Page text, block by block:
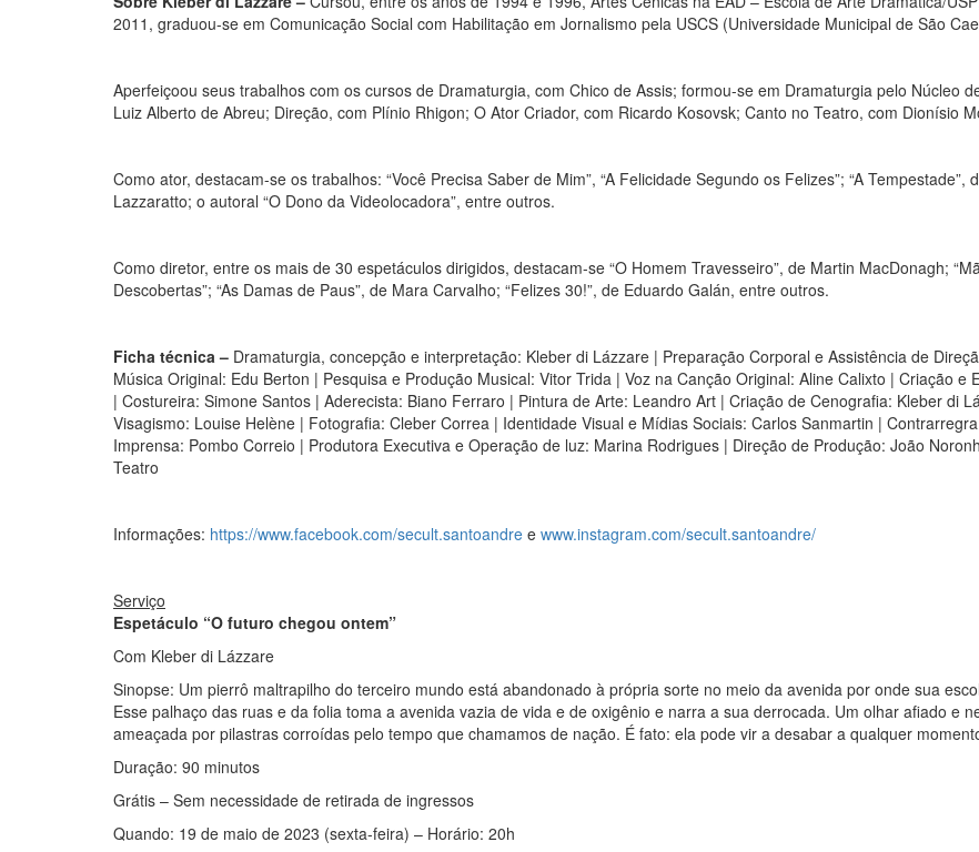
2011, graduou-se em Comunicação Social com Habilitação em Jornalismo pela USCS (Universidade Municipal de São
Aperfeiçoou seus trabalhos com os cursos de Dramaturgia, com Chico de Assis; formou-se em Dramaturgia pelo Núcleo
Luiz Alberto de Abreu; Direção, com Plínio Rhigon; O Ator Criador, com Ricardo Kosovsk; Canto no Teatro, com Dionísio
Como ator, destacam-se os trabalhos: “Você Precisa Saber de Mim”, “A Felicidade Segundo os Felizes”; “A
Lazzaratto; o autoral “O Dono da Videolocadora”, entre outros.
Como diretor, entre os mais de 30 espetáculos dirigidos, destacam-se “O Homem Travesseiro”, de Martin MacDonagh;
Descobertas”; “As Damas de Paus”, de Mara Carvalho; “Felizes 30!”, de Eduardo Galán, entre outros.
Ficha técnica – Dramaturgia, concepção e interpretação: Kleber di Lázzare | Preparação Corporal e Assistência de
Música Original: Edu Berton | Pesquisa e Produção Musical: Vitor Trida | Voz na Canção Original: Aline Calixto | Criação
| Costureira: Simone Santos | Aderecista: Biano Ferraro | Pintura de Arte: Leandro Art | Criação de Cenografia: Kleber di
Visagismo: Louise Helène | Fotografia: Cleber Correa | Identidade Visual e Mídias Sociais: Carlos Sanmartin |
Imprensa: Pombo Correio | Produtora Executiva e Operação de luz: Marina Rodrigues | Direção de Produção: João
Teatro
Informações: https://www.facebook.com/secult.santoandre e www.instagram.com/secult.santoandre/
Serviço
Espetáculo “O futuro chegou ontem”
Com Kleber di Lázzare
Sinopse: Um pierrô maltrapilho do terceiro mundo está abandonado à própria sorte no meio da avenida por onde sua
Esse palhaço das ruas e da folia toma a avenida vazia de vida e de oxigênio e narra a sua derrocada. Um olhar afiado e
ameaçada por pilastras corroídas pelo tempo que chamamos de nação. É fato: ela pode vir a desabar a qualquer
Duração: 90 minutos
Grátis – Sem necessidade de retirada de ingressos
Quando: 19 de maio de 2023 (sexta-feira) – Horário: 20h